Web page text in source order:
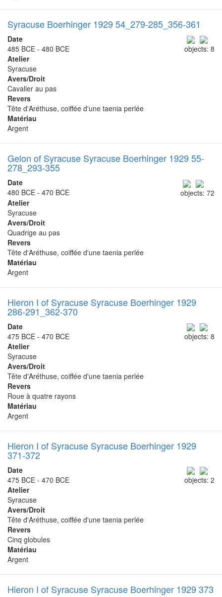
Syracuse Boerhinger 1929 54_279-285_356-361
objects: 8
Date
485 BCE - 480 BCE
Atelier
Syracuse
Avers/Droit
Cavalier au pas
Revers
Tête d'Aréthuse, coiffée d'une taenia perlée
Matériau
Argent
Gelon of Syracuse Syracuse Boerhinger 1929 55-
278_293-355
objects: 72
Date
480 BCE - 470 BCE
Atelier
Syracuse
Avers/Droit
Quadrige au pas
Revers
Tête d'Aréthuse, coiffée d'une taenia perlée
Matériau
Argent
Hieron I of Syracuse Syracuse Boerhinger 1929
286-291_362-370
objects: 8
Date
475 BCE - 470 BCE
Atelier
Syracuse
Avers/Droit
Tête d'Aréthuse, coiffée d'une taenia perlée
Revers
Roue à quatre rayons
Matériau
Argent
Hieron I of Syracuse Syracuse Boerhinger 1929
371-372
objects: 2
Date
475 BCE - 470 BCE
Atelier
Syracuse
Avers/Droit
Tête d'Aréthuse, coiffée d'une taenia perlée
Revers
Cinq globules
Matériau
Argent
Hieron I of Syracuse Syracuse Boerhinger 1929 373